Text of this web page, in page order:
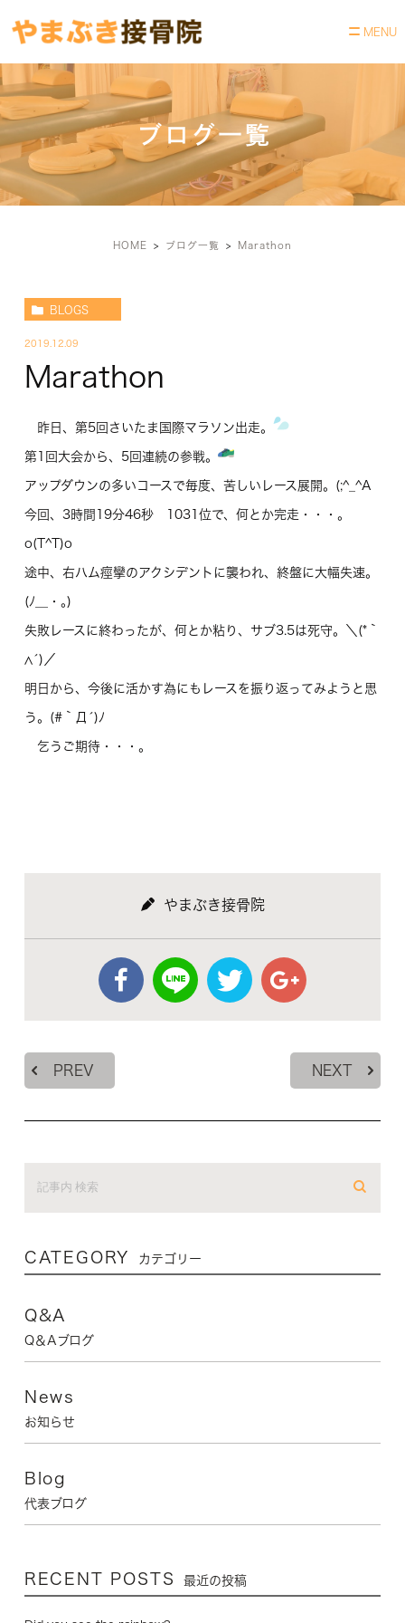
ブログ一覧
HOME ブログ一覧 Marathon
BLOGS
2019.12.09
Marathon
昨日、第5回さいたま国際マラソン出走。
第1回大会から、5回連続の参戦。
アップダウンの多いコースで毎度、苦しいレース展開。(;^_^A
今回、3時間19分46秒 1031位で、何とか完走・・・。
o(T^T)o
途中、右ハム痙攣のアクシデントに襲われ、終盤に大幅失速。
(ﾉ＿・｡)
失敗レースに終わったが、何とか粘り、サブ3.5は死守。＼(*｀
∧´)／
明日から、今後に活かす為にもレースを振り返ってみようと思
う。(#｀Д´)ﾉ
乞うご期待・・・。
やまぶき接骨院
PREV NEXT
CATEGORY カテゴリー
Q&A
Q＆Aブログ
News
お知らせ
Blog
代表ブログ
RECENT POSTS 最近の投稿